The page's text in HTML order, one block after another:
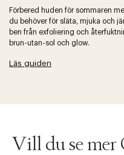
Förbered huden för sommaren
du behöver för släta, mjuka och
ben från exfoliering och
brun-utan-sol och glow.
Läs guiden
Vill du se mer